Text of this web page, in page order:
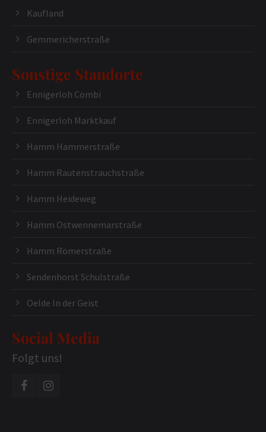
Kaufland
Gemmericherstraße
Sonstige Standorte
Ennigerloh Combi
Ennigerloh Marktkauf
Hamm Hammerstraße
Hamm Rautenstrauchstraße
Hamm Heideweg
Hamm Ostwennemarstraße
Hamm Römerstraße
Sendenhorst Schulstraße
Oelde In der Geist
Social Media
Folgt uns!